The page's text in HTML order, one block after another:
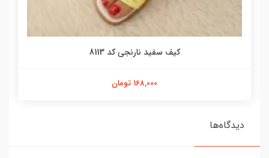
کیف سفید نارنجی کد 8113
168,000 تومان
دیدگاه‌ها